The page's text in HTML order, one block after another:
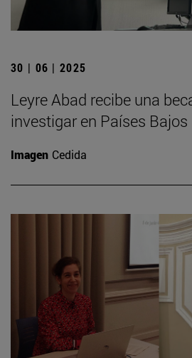
30 | 06 | 2025
Leyre Abad recibe una
investigar en Países Bajos
Imagen Cedida